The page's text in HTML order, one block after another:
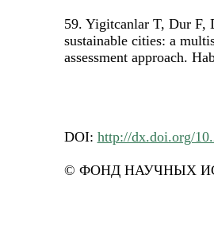
59. Yigitcanlar T, Dur F,
sustainable cities: a
assessment approach.
DOI: http://dx.doi.org/
© ФОНД НАУЧНЫХ